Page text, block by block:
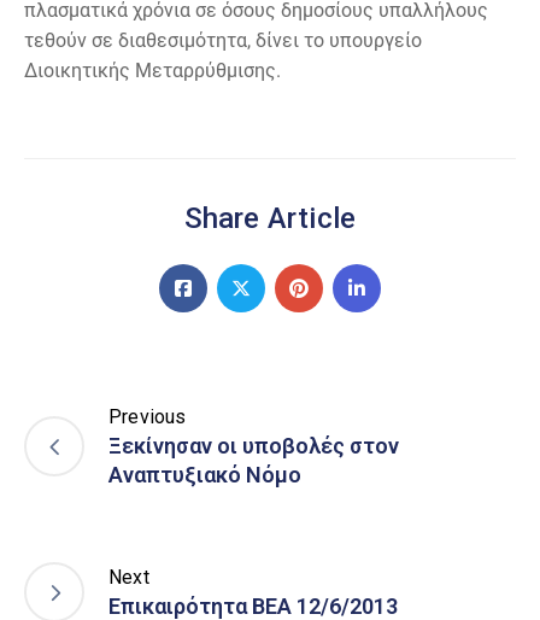
πλασματικά χρόνια σε όσους δημοσίους υπαλλήλους
τεθούν σε διαθεσιμότητα, δίνει το υπουργείο
Διοικητικής Μεταρρύθμισης.
Share Article
Previous
Ξεκίνησαν οι υποβολές στον
Αναπτυξιακό Νόμο
Next
Επικαιρότητα ΒΕΑ 12/6/2013